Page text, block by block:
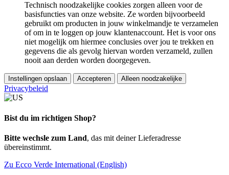
Technisch noodzakelijke cookies zorgen alleen voor de
basisfuncties van onze website. Ze worden bijvoorbeeld
gebruikt om producten in jouw winkelmandje te verzamelen
of om in te loggen op jouw klantenaccount. Het is voor ons
niet mogelijk om hiermee conclusies over jou te trekken en
gegevens die als gevolg hiervan worden verzameld, zullen
nooit aan derden worden doorgegeven.
Instellingen opslaan Accepteren Alleen noodzakelijke
Privacybeleid
Bist du im richtigen Shop?
Bitte wechsle zum Land, das mit deiner Lieferadresse
übereinstimmt.
Zu Ecco Verde International (English)